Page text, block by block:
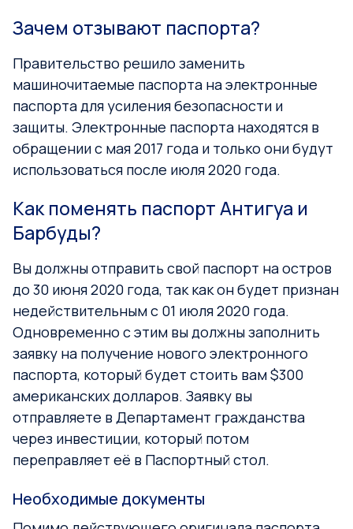
Зачем отзывают паспорта?
Правительство решило заменить
машиночитаемые паспорта на электронные
паспорта для усиления безопасности и
защиты. Электронные паспорта находятся в
обращении с мая 2017 года и только они будут
использоваться после июля 2020 года.
Как поменять паспорт Антигуа и
Барбуды?
Вы должны отправить свой паспорт на остров
до 30 июня 2020 года, так как он будет признан
недействительным с 01 июля 2020 года.
Одновременно с этим вы должны заполнить
заявку на получение нового электронного
паспорта, который будет стоить вам $300
американских долларов. Заявку вы
отправляете в Департамент гражданства
через инвестиции, который потом
переправляет её в Паспортный стол.
Необходимые документы